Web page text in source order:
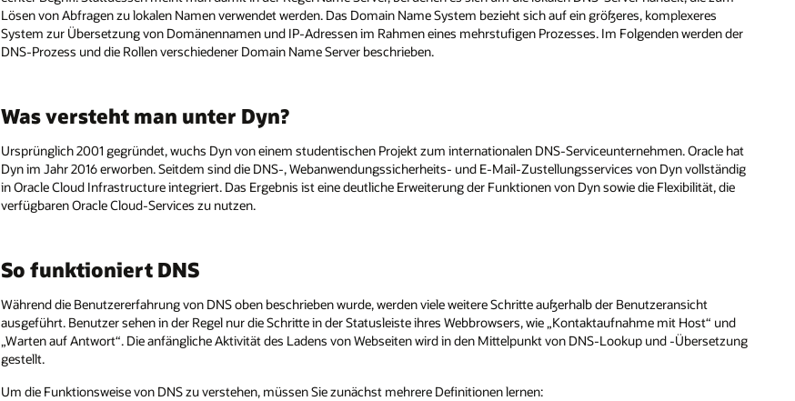
Lösen von Abfragen zu lokalen Namen verwendet werden. Das Domain Name System bezieht sich auf ein größeres, komplexeres
System zur Übersetzung von Domänennamen und IP-Adressen im Rahmen eines mehrstufigen Prozesses. Im Folgenden werden der
DNS-Prozess und die Rollen verschiedener Domain Name Server beschrieben.
Was versteht man unter Dyn?
Ursprünglich 2001 gegründet, wuchs Dyn von einem studentischen Projekt zum internationalen DNS-Serviceunternehmen. Oracle hat
Dyn im Jahr 2016 erworben. Seitdem sind die DNS-, Webanwendungssicherheits- und E-Mail-Zustellungsservices von Dyn vollständig
in Oracle Cloud Infrastructure integriert. Das Ergebnis ist eine deutliche Erweiterung der Funktionen von Dyn sowie die Flexibilität, die
verfügbaren Oracle Cloud-Services zu nutzen.
So funktioniert DNS
Während die Benutzererfahrung von DNS oben beschrieben wurde, werden viele weitere Schritte außerhalb der Benutzeransicht
ausgeführt. Benutzer sehen in der Regel nur die Schritte in der Statusleiste ihres Webbrowsers, wie „Kontaktaufnahme mit Host“ und
„Warten auf Antwort“. Die anfängliche Aktivität des Ladens von Webseiten wird in den Mittelpunkt von DNS-Lookup und -Übersetzung
gestellt.
Um die Funktionsweise von DNS zu verstehen, müssen Sie zunächst mehrere Definitionen lernen: